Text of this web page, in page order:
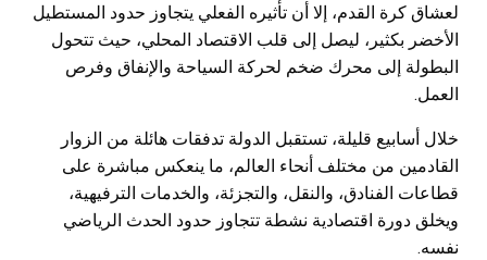
لعشاق كرة القدم، إلا أن تأثيره الفعلي يتجاوز حدود المستطيل
الأخضر بكثير، ليصل إلى قلب الاقتصاد المحلي، حيث تتحول
البطولة إلى محرك ضخم لحركة السياحة والإنفاق وفرص
العمل.
خلال أسابيع قليلة، تستقبل الدولة تدفقات هائلة من الزوار
القادمين من مختلف أنحاء العالم، ما ينعكس مباشرة على
قطاعات الفنادق، والنقل، والتجزئة، والخدمات الترفيهية،
ويخلق دورة اقتصادية نشطة تتجاوز حدود الحدث الرياضي
نفسه.